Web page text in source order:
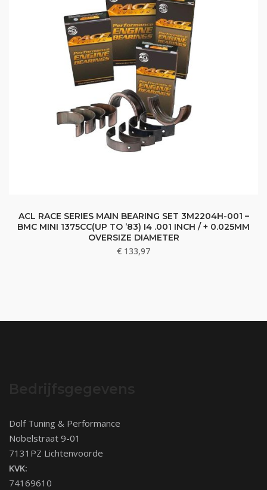
ACL RACE SERIES MAIN BEARING SET 3M2204H-001 –
BMC MINI 1375CC(UP TO ’83) I4 .001 INCH / + 0.025MM
OVERSIZE DIAMETER
€ 133,97
Dolf Tuning & Performance
Nobelstraat 9-01
7131PZ Lichtenvoorde
KVK:
74169610